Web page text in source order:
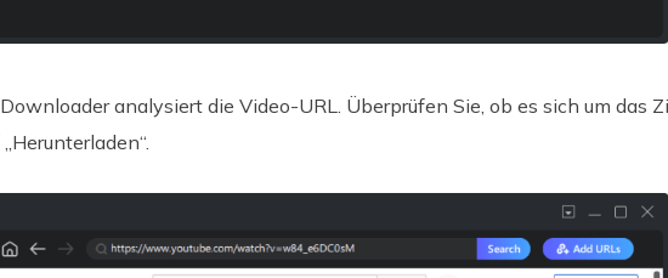
analysiert die Video-URL. Überprüfen Sie, ob es sich um das